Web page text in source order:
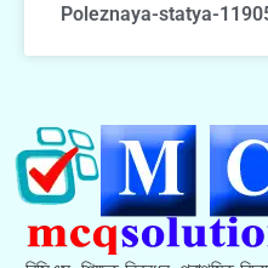
Poleznaya-statya-